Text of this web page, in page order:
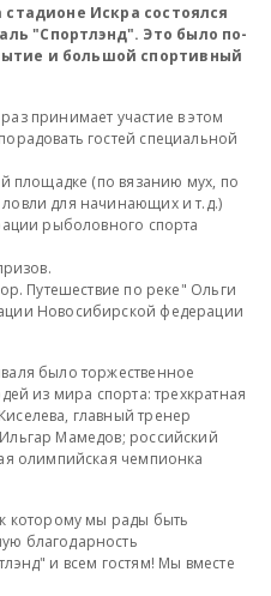
Искра состоялся
"Спортлэнд". Это было по-
и большой спортивный
принимает участие в этом
гостей специальной
площадке (по вязанию мух, по
для начинающих и т.д.)
рыболовного спорта
Путешествие по реке" Ольги
Новосибирской федерации
было торжественное
из мира спорта: трехкратная
главный тренер
Мамедов; российский
олимпийская чемпионка
которому мы рады быть
благодарность
и всем гостям! Мы вместе